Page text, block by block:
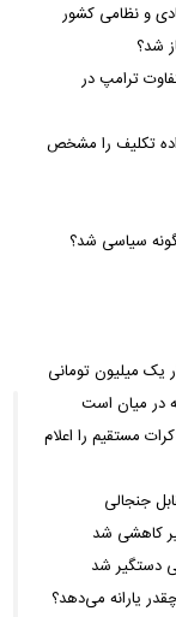
و نظامی کشور
شد؟
ترامپ در
تکلیف را مشخص
سیاسی شد؟
یک میلیون تومانی
مستقیم را اعلام
جنجالی
دستگیر شد
یارانه می‌دهد؟